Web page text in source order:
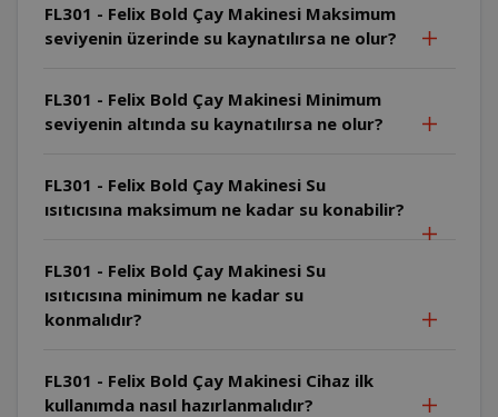
FL301 - Felix Bold Çay Makinesi Maksimum
seviyenin üzerinde su kaynatılırsa ne olur?
FL301 - Felix Bold Çay Makinesi Minimum
seviyenin altında su kaynatılırsa ne olur?
FL301 - Felix Bold Çay Makinesi Su
ısıtıcısına maksimum ne kadar su konabilir?
FL301 - Felix Bold Çay Makinesi Su
ısıtıcısına minimum ne kadar su
konmalıdır?
FL301 - Felix Bold Çay Makinesi Cihaz ilk
kullanımda nasıl hazırlanmalıdır?